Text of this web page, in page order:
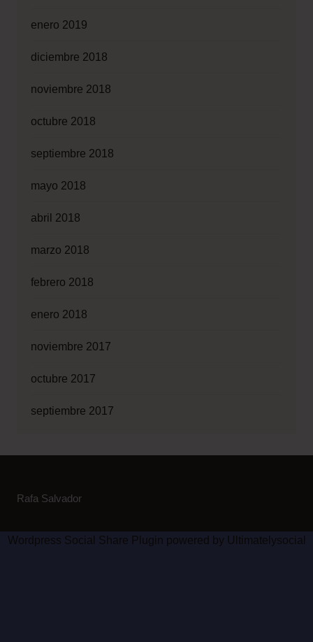
enero 2019
diciembre 2018
noviembre 2018
octubre 2018
septiembre 2018
mayo 2018
abril 2018
marzo 2018
febrero 2018
enero 2018
noviembre 2017
octubre 2017
septiembre 2017
Rafa Salvador
Wordpress Social Share Plugin powered by Ultimatelysocial